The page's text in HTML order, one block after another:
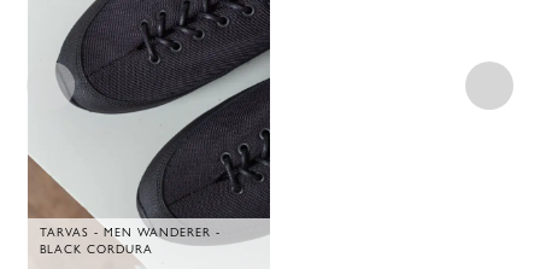
TARVAS - MEN WANDERER -
BLACK CORDURA